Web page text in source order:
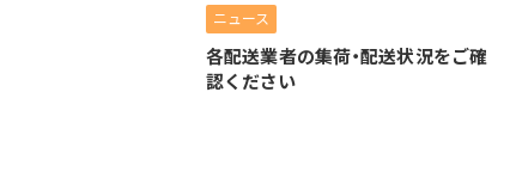
ニュース
各配送業者の集荷・配送状況をご確
認ください